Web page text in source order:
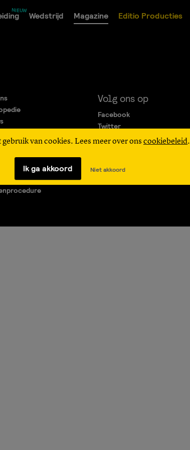
Wedstrijd Magazine Editio Producties
van cookies. Lees meer over ons cookiebeleid.
Ik ga akkoord Niet akkoord
Voorwaarden
Statement
& Contact
Volg ons op
Facebook
Twitter
Instagram